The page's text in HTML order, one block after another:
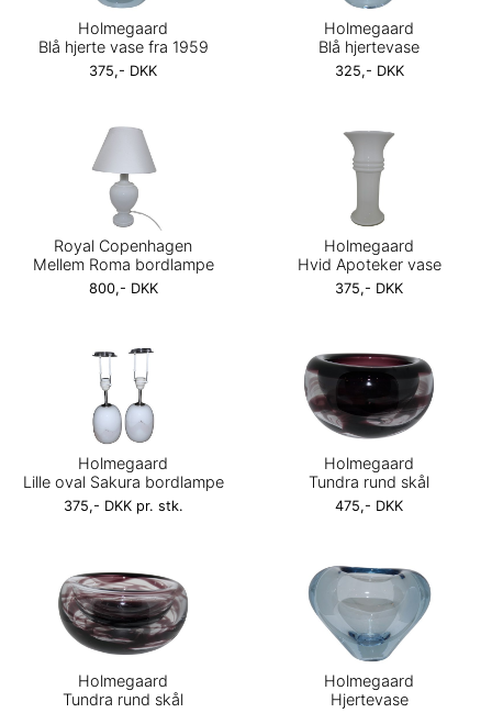
Holmegaard
Blå hjerte vase fra 1959
375,- DKK
Holmegaard
Blå hjertevase
325,- DKK
Royal Copenhagen
Mellem Roma bordlampe
800,- DKK
Holmegaard
Hvid Apoteker vase
375,- DKK
Holmegaard
Lille oval Sakura bordlampe
375,- DKK pr. stk.
Holmegaard
Tundra rund skål
475,- DKK
Holmegaard
Tundra rund skål
Holmegaard
Hjertevase